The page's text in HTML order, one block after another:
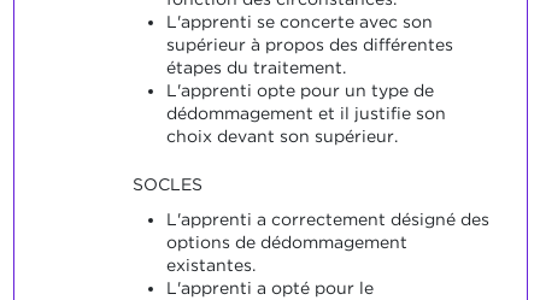
L'apprenti se concerte avec son
supérieur à propos des différentes
étapes du traitement.
L'apprenti opte pour un type de
dédommagement et il justifie son
choix devant son supérieur.
SOCLES
L'apprenti a correctement désigné des
options de dédommagement
existantes.
L'apprenti a opté pour le